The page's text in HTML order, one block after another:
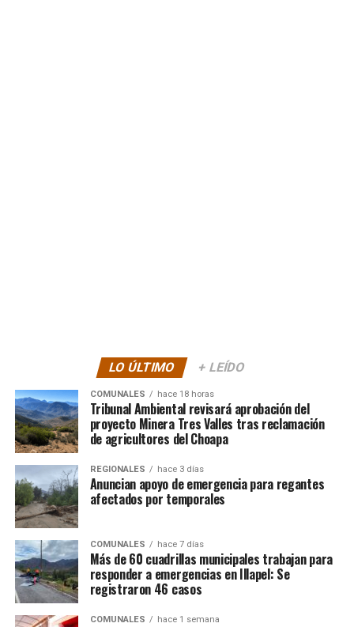
LO ÚLTIMO + LEÍDO
COMUNALES hace 18 horas
Tribunal Ambiental revisará aprobación del
proyecto Minera Tres Valles tras reclamación
de agricultores del Choapa
REGIONALES hace 3 días
Anuncian apoyo de emergencia para regantes
afectados por temporales
COMUNALES hace 7 días
Más de 60 cuadrillas municipales trabajan para
responder a emergencias en Illapel: Se
registraron 46 casos
COMUNALES hace 1 semana